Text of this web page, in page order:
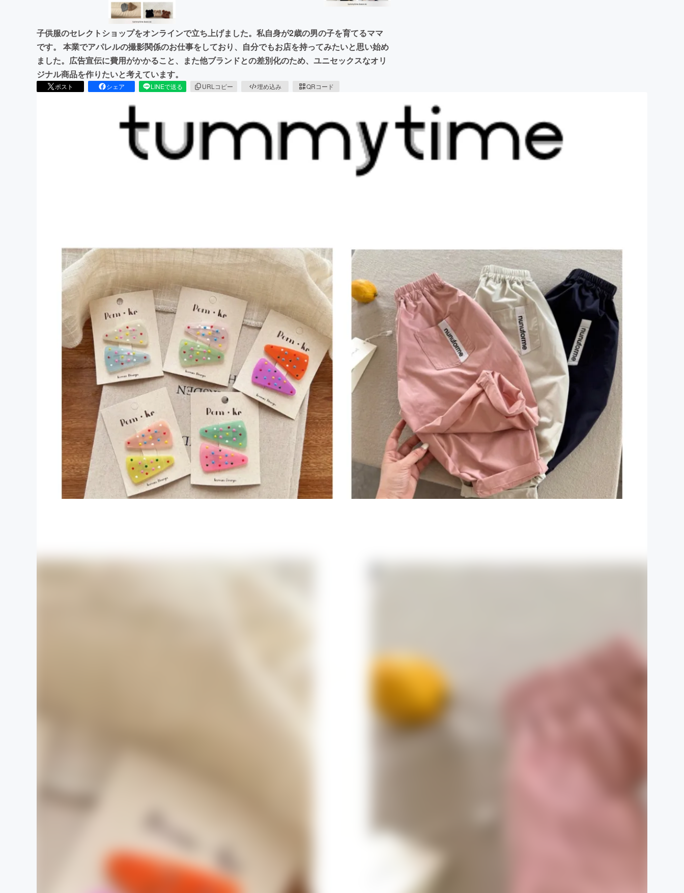
子供服のセレクトショップをオンラインで立ち上げました。私自身が2歳の男の子を育てるママ
です。 本業でアパレルの撮影関係のお仕事をしており、自分でもお店を持ってみたいと思い始め
ました。広告宣伝に費用がかかること、また他ブランドとの差別化のため、ユニセックスなオリ
ジナル商品を作りたいと考えています。
ポスト シェア LINEで送る URLコピー 埋め込み QRコード